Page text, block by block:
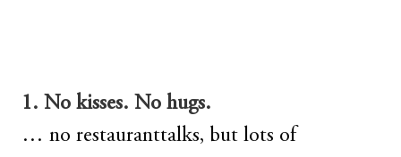
1. No kisses. No hugs.
… no restauranttalks, but lots of